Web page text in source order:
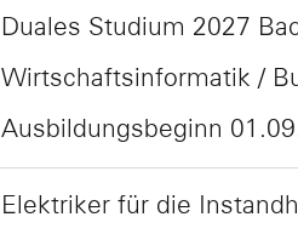
Duales Studium 2027
Wirtschaftsinformatik /
Ausbildungsbeginn
Elektriker für die